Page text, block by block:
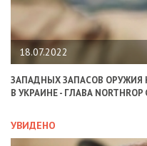
18.07.2022
ЗАПАДНЫХ ЗАПАСОВ ОРУЖИЯ
В УКРАИНЕ - ГЛАВА NORTHROP
УВИДЕНО